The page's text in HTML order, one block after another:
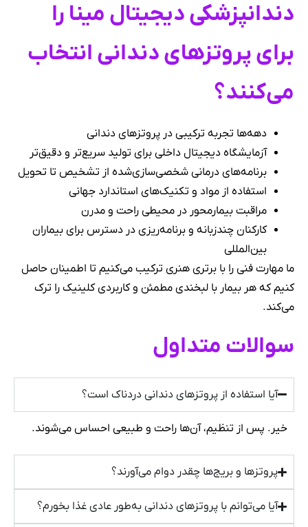
دندانپزشکی دیجیتال مینا را
برای پروتزهای دندانی انتخاب
می‌کنند؟
دهه‌ها تجربه ترکیبی در پروتزهای دندانی
آزمایشگاه دیجیتال داخلی برای تولید سریع‌تر و دقیق‌تر
برنامه‌های درمانی شخصی‌سازی‌شده از تشخیص تا تحویل
استفاده از مواد و تکنیک‌های استاندارد جهانی
مراقبت بیمارمحور در محیطی راحت و مدرن
کارکنان چندزبانه و برنامه‌ریزی در دسترس برای بیماران
بین‌المللی
ما مهارت فنی را با برتری هنری ترکیب می‌کنیم تا اطمینان حاصل
کنیم که هر بیمار با لبخندی مطمئن و کاربردی کلینیک را ترک
می‌کند.
سوالات متداول
آیا استفاده از پروتزهای دندانی دردناک است؟
خیر. پس از تنظیم، آن‌ها راحت و طبیعی احساس می‌شوند.
پروتزها و بریج‌ها چقدر دوام می‌آورند؟
آیا می‌توانم با پروتزهای دندانی به‌طور عادی غذا بخورم؟